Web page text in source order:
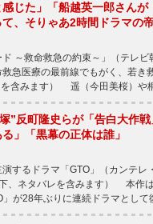
じた」「船越英一郎さん
、そりゃあ2時間ドラマの
～救命救急の約束～」（テレビ
急医療の最前線でもがく、若き
を含みます） 遥（今田美桜）や
塚”反町隆史らが「告白大作
」「黒幕の正体は誰」
するドラマ「GTO」（カンテレ
、ネタバレを含みます） 本作
」が28年ぶりに連続ドラマとし